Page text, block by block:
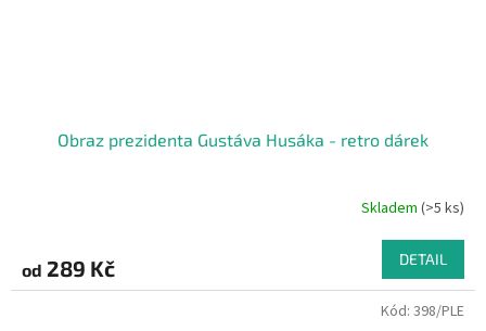
Obraz prezidenta Gustáva Husáka - retro dárek
Skladem (>5 ks)
od 289 Kč DETAIL
Kód: 398/PLE